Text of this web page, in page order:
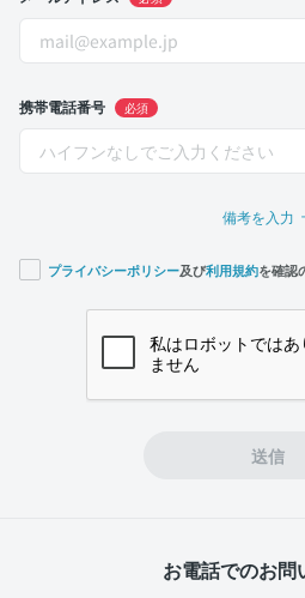
携帯電話番号 必須
備考を入力
プライバシーポリシー及び利用規約を確認
送信
お電話でのお問